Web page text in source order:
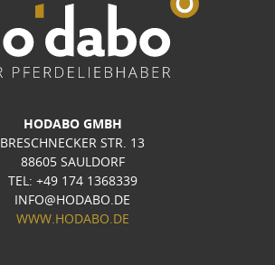
HODABO GMBH
BRESCHNECKER STR. 13
88605 SAULDORF
TEL: +49 174 1368339
INFO@HODABO.DE
WWW.HODABO.DE